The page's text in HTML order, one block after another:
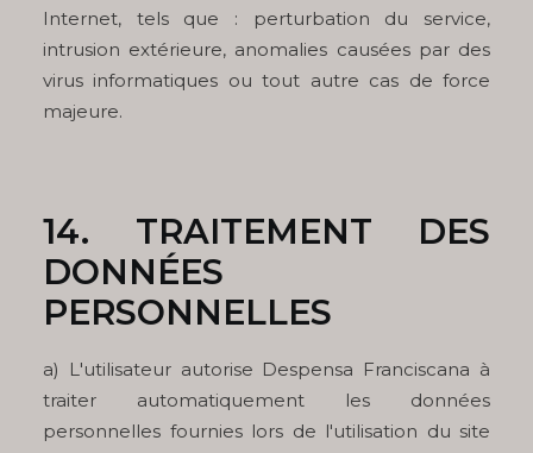
Internet, tels que : perturbation du service,
intrusion extérieure, anomalies causées par des
virus informatiques ou tout autre cas de force
majeure.
14. TRAITEMENT DES
DONNÉES
PERSONNELLES
a) L'utilisateur autorise Despensa Franciscana à
traiter automatiquement les données
personnelles fournies lors de l'utilisation du site